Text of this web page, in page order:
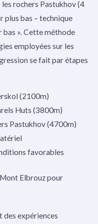
rochers Pastukhov (4
plus bas – technique
bas ». Cette méthode
employées sur les
se fait par étapes
(2100m)
Huts (3800m)
Pastukhov (4700m)
favorables
Elbrouz pour
des expériences